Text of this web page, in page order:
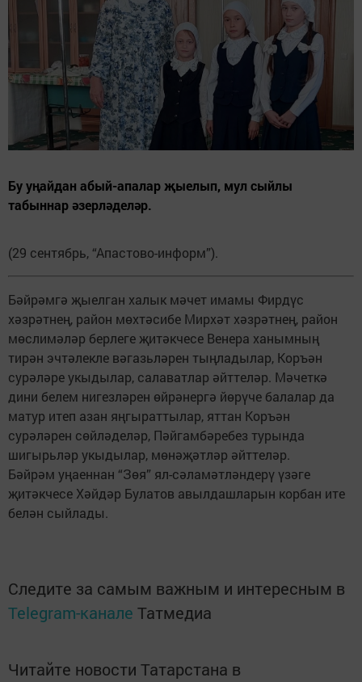
Бу уңайдан абый-апалар җыелып, мул сыйлы
табыннар әзерләделәр.
(29 сентябрь, “Апастово-информ”).
Бәйрәмгә җыелган халык мәчет имамы Фирдүс
хәзрәтнең, район мөхтәсибе Мирхәт хәзрәтнең, район
мөслимәләр берлеге җитәкчесе Венера ханымның
тирән эчтәлекле вәгазьләрен тыңладылар, Коръән
сурәләре укыдылар, салаватлар әйттеләр. Мәчеткә
дини белем нигезләрен өйрәнергә йөрүче балалар да
матур итеп азан яңгыраттылар, яттан Коръән
сурәләрен сөйләделәр, Пәйгамбәребез турында
шигырьләр укыдылар, мөнәҗәтләр әйттеләр.
Бәйрәм уңаеннан “Зөя” ял-сәламәтләндерү үзәге
җитәкчесе Хәйдәр Булатов авылдашларын корбан ите
белән сыйлады.
Следите за самым важным и интересным в
Telegram-канале Татмедиа
Читайте новости Татарстана в